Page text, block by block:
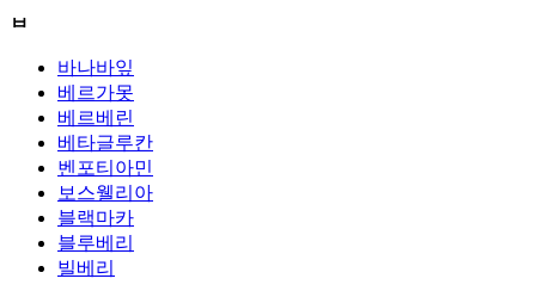
ㅂ
바나바잎
베르가못
베르베린
베타글루칸
벤포티아민
보스웰리아
블랙마카
블루베리
빌베리